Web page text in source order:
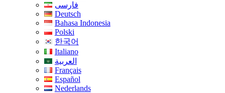
فارسی
Deutsch
Bahasa Indonesia
Polski
한국어
Italiano
العربية
Français
Español
Nederlands